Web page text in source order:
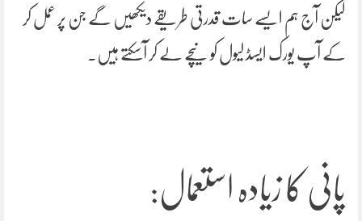
لیکن آج ہم ایسے سات قدرتی طریقے دیکھیں گے جن پر عمل کر
کے آپ یورک ایسڈ لیول کو نیچے لے کر آسکتے ہیں۔
پانی کا زیادہ استعمال: